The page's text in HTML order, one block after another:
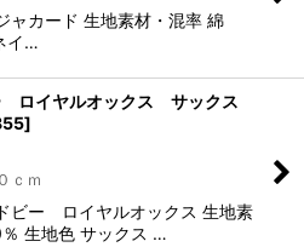
ャカード 生地素材・混率 綿
イ…
ロイヤルオックス サックス
]
ｃｍ
ビー ロイヤルオックス 生地素
生地色 サックス …